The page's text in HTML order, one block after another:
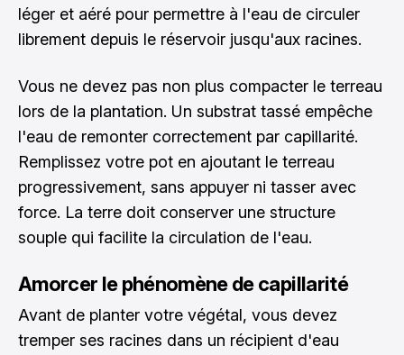
léger et aéré pour permettre à l'eau de circuler
librement depuis le réservoir jusqu'aux racines.
Vous ne devez pas non plus compacter le terreau
lors de la plantation. Un substrat tassé empêche
l'eau de remonter correctement par capillarité.
Remplissez votre pot en ajoutant le terreau
progressivement, sans appuyer ni tasser avec
force. La terre doit conserver une structure
souple qui facilite la circulation de l'eau.
Amorcer le phénomène de capillarité
Avant de planter votre végétal, vous devez
tremper ses racines dans un récipient d'eau